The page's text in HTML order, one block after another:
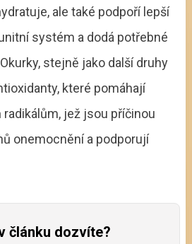
ale také podpoří lepší
systém a dodá potřebné
stejně jako další druhy
které pomáhají
jež jsou příčinou
onemocnění a podporují
článku dozvíte?